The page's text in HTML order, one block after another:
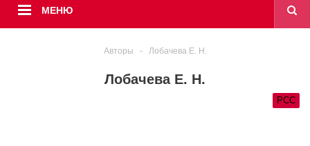
МЕНЮ
Авторы - Лобачева Е. Н.
Лобачева Е. Н.
РСС